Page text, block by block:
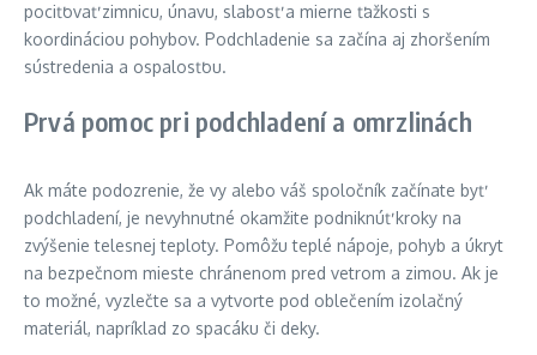
pociťovať zimnicu, únavu, slabosť a mierne ťažkosti s
koordináciou pohybov. Podchladenie sa začína aj zhoršením
sústredenia a ospalosťou.
Prvá pomoc pri podchladení a omrzlinách
Ak máte podozrenie, že vy alebo váš spoločník začínate byť
podchladení, je nevyhnutné okamžite podniknúť kroky na
zvýšenie telesnej teploty. Pomôžu teplé nápoje, pohyb a úkryt
na bezpečnom mieste chránenom pred vetrom a zimou. Ak je
to možné, vyzlečte sa a vytvorte pod oblečením izolačný
materiál, napríklad zo spacáku či deky.